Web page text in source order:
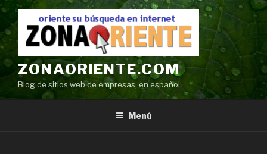
Ir
contenido
ZONAORIENTE.COM
Blog de sitios web de empresas, en español
Menú